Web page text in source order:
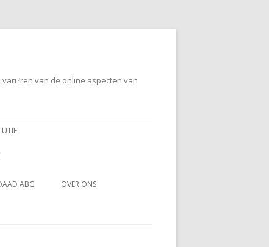
van de online aspecten van
ABC OVER ONS